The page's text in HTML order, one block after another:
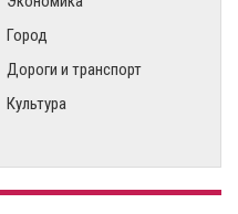
Город
Дороги и транспорт
Культура